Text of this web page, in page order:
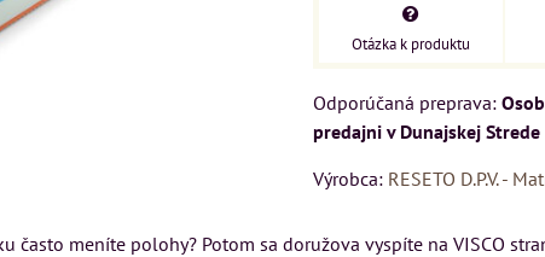
Otázka k produktu
predajni v Dunajskej Strede
Výrobca: RESETO D.P.V. -
meníte polohy? Potom sa doružova vyspíte na VISCO